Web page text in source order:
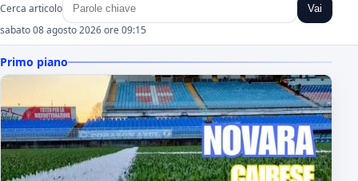
Cerca articolo Vai
sabato 08 agosto 2026 ore 09:15
Primo piano